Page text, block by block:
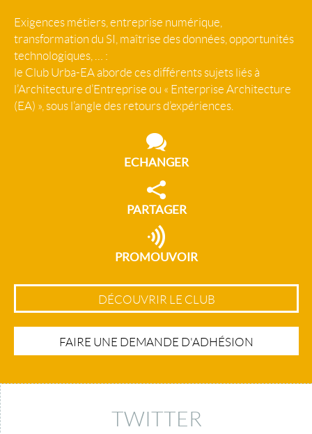
Exigences métiers, entreprise numérique,
transformation du SI, maîtrise des données, opportunités
technologiques, … :
le Club Urba-EA aborde ces différents sujets liés à
l’Architecture d’Entreprise ou « Enterprise Architecture
(EA) », sous l’angle des retours d’expériences.
ECHANGER
PARTAGER
PROMOUVOIR
DÉCOUVRIR LE CLUB
FAIRE UNE DEMANDE D'ADHÉSION
TWITTER